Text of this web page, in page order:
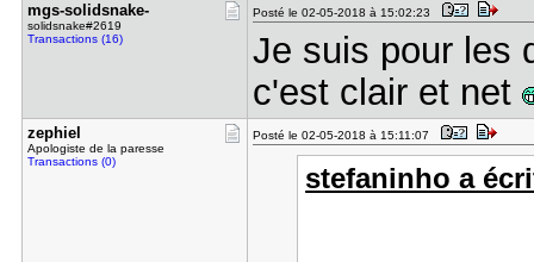
mgs-solids​nake-
solidsnake#2619
Transactions (16)
Posté le 02-05-2018 à 15:02:23
Je suis pour les
c'est clair et net
zephiel
Apologiste de la paresse
Transactions (0)
Posté le 02-05-2018 à 15:11:07
stefaninho a